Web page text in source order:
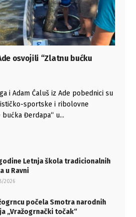
osvojili “Zlatnu bućku
i Adam Ćaluš iz Ade pobednici su
sportske i ribolovne
Đerdapa“ u...
Letnja škola tradicionalnih
u Ravni
2026
počela Smotra narodnih
„Vražogrnački točak“